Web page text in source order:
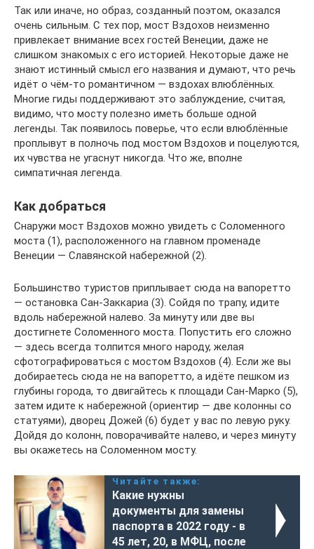
Так или иначе, но образ, созданный поэтом, оказался
очень сильным. С тех пор, мост Вздохов неизменно
привлекает внимание всех гостей Венеции, даже не
слишком знакомых с его историей. Некоторые даже не
знают истинный смысл его названия и думают, что речь
идёт о чём-то романтичном — вздохах влюблённых.
Многие гиды поддерживают это заблуждение, считая,
видимо, что мосту полезно иметь больше одной
легенды. Так появилось поверье, что если влюблённые
проплывут в полночь под мостом Вздохов и поцелуются,
их чувства не угаснут никогда. Что же, вполне
симпатичная легенда.
Как добраться
Снаружи мост Вздохов можно увидеть с Соломенного
моста (1), расположенного на главном променаде
Венеции — Славянской набережной (2).
Большинство туристов приплывает сюда на вапоретто
— остановка Сан-Заккариа (3). Сойдя по трапу, идите
вдоль набережной налево. За минуту или две вы
достигнете Соломенного моста. Попустить его сложно
— здесь всегда толпится много народу, желая
сфотографироваться с мостом Вздохов (4). Если же вы
добираетесь сюда не на вапоретто, а идёте пешком из
глубины города, то двигайтесь к площади Сан-Марко (5),
затем идите к набережной (ориентир — две колонны со
статуями), дворец Дожей (6) будет у вас по левую руку.
Дойдя до колонн, поворачивайте налево, и через минуту
вы окажетесь на Соломенном мосту.
Читайте также:
Какие нужны
документы для замены
паспорта в 2022 году - в
45 лет, 20, в МФЦ, после